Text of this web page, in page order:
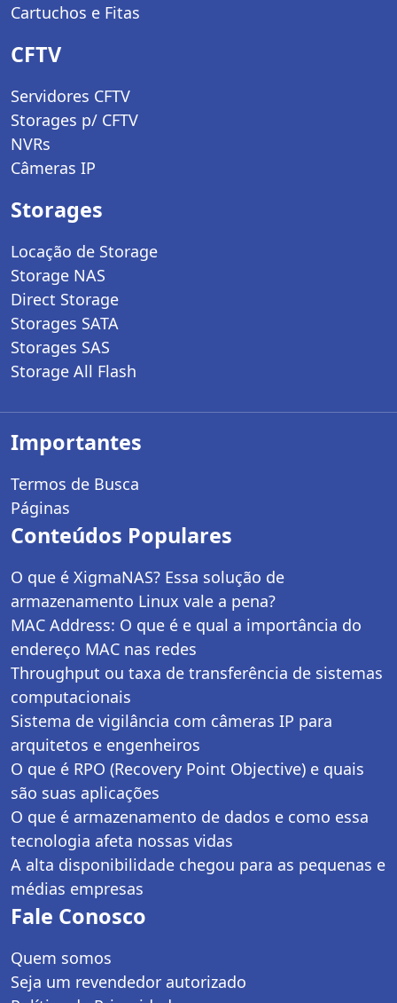
Cartuchos e Fitas
CFTV
Servidores CFTV
Storages p/ CFTV
NVRs
Câmeras IP
Storages
Locação de Storage
Storage NAS
Direct Storage
Storages SATA
Storages SAS
Storage All Flash
Importantes
Termos de Busca
Páginas
Conteúdos Populares
O que é XigmaNAS? Essa solução de
armazenamento Linux vale a pena?
MAC Address: O que é e qual a importância do
endereço MAC nas redes
Throughput ou taxa de transferência de sistemas
computacionais
Sistema de vigilância com câmeras IP para
arquitetos e engenheiros
O que é RPO (Recovery Point Objective) e quais
são suas aplicações
O que é armazenamento de dados e como essa
tecnologia afeta nossas vidas
A alta disponibilidade chegou para as pequenas e
médias empresas
Fale Conosco
Quem somos
Seja um revendedor autorizado